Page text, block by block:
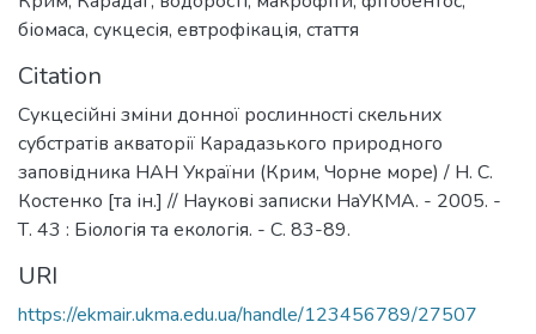
біомаса, сукцесія, евтрофікація, стаття
Citation
Сукцесійні зміни донної рослинності скельних
субстратів акваторії Карадазького природного
заповідника НАН України (Крим, Чорне море) / Н. С.
Костенко [та ін.] // Наукові записки НаУКМА. - 2005. -
Т. 43 : Біологія та екологія. - С. 83-89.
URI
https://ekmair.ukma.edu.ua/handle/123456789/27507